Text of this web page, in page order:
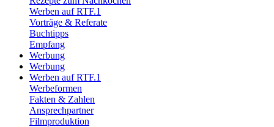
Werben auf RTF.1
Vorträge & Referate
Buchtipps
Empfang
Werbung
Werbung
Werben auf RTF.1
Werbeformen
Fakten & Zahlen
Ansprechpartner
Filmproduktion